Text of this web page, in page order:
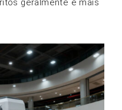
geralmente é mais